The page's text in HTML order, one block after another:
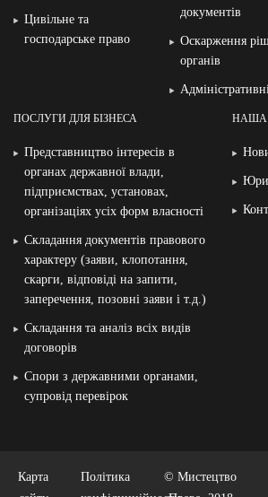
Цивільне та
господарське право
документів
Оскарження
органів
ПОСЛУГИ ДЛЯ БІЗНЕСА
Представництво інтересів в
органах державної влади,
підприємствах, установах,
організаціях усіх форм власності
Складання документів правового
характеру (заяви, клопотання,
скарги, відповіді на запити,
заперечення, позовні заяви і т.д.)
Складання та аналіз всіх видів
договорів
Спори з державними органами,
супровід перевірок
НАША
Карта
Політика
© Мистецтво